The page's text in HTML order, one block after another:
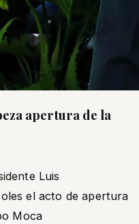
apertura de la
Luis
el acto de apertura
Moca